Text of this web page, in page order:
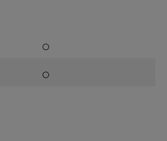
〇
〇